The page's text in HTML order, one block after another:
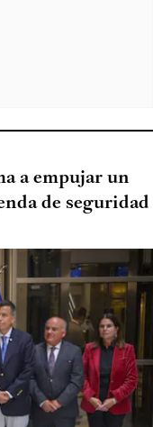
a empujar un
de seguridad